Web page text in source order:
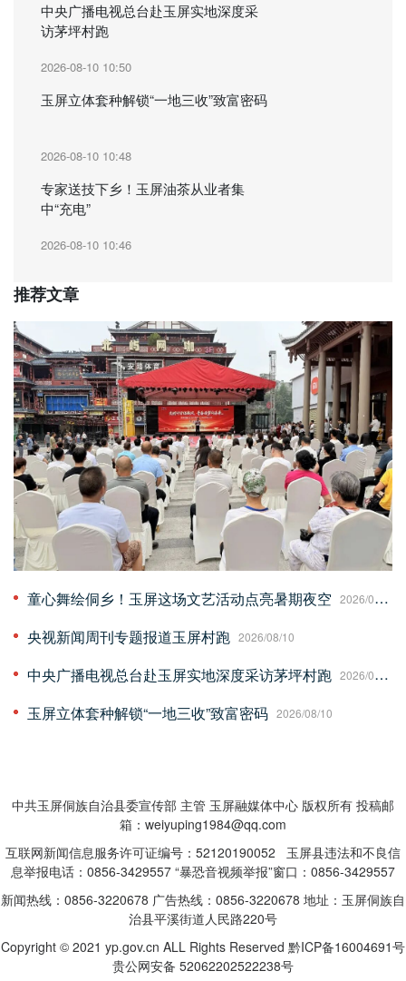
中央广播电视总台赴玉屏实地深度采
访茅坪村跑
2026-08-10 10:50
玉屏立体套种解锁“一地三收”致富密码
2026-08-10 10:48
专家送技下乡！玉屏油茶从业者集
中“充电”
2026-08-10 10:46
推荐文章
童心舞绘侗乡！玉屏这场文艺活动点亮暑期夜空 2026/08/10
央视新闻周刊专题报道玉屏村跑 2026/08/10
中央广播电视总台赴玉屏实地深度采访茅坪村跑 2026/08/10
玉屏立体套种解锁“一地三收”致富密码 2026/08/10
中共玉屏侗族自治县委宣传部 主管 玉屏融媒体中心 版权所有 投稿邮
箱：weiyuping1984@qq.com
互联网新闻信息服务许可证编号：52120190052 玉屏县违法和不良信
息举报电话：0856-3429557 “暴恐音视频举报”窗口：0856-3429557
新闻热线：0856-3220678 广告热线：0856-3220678 地址：玉屏侗族自
治县平溪街道人民路220号
Copyright © 2021 yp.gov.cn ALL Rights Reserved 黔ICP备16004691号
贵公网安备 52062202522238号